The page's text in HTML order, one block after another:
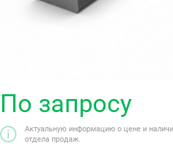
По запросу
Актуальную информацию о цене и
отдела продаж.